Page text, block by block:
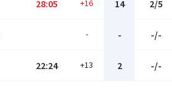
28:05 +16 14 2/5
- - -/-
22:24 +13 2 -/-